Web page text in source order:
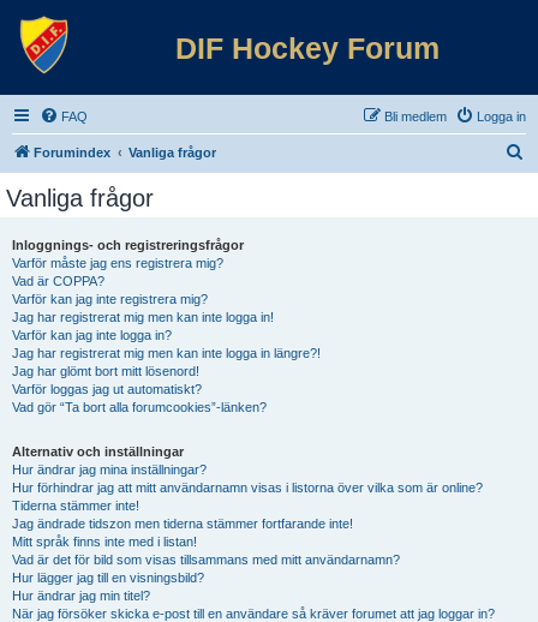
DIF Hockey Forum
FAQ Logga in
Bli medlem
Forumindex Vanliga frågor
Vanliga frågor
Inloggnings- och registreringsfrågor
Varför måste jag ens registrera mig?
Vad är COPPA?
Varför kan jag inte registrera mig?
Jag har registrerat mig men kan inte logga in!
Varför kan jag inte logga in?
Jag har registrerat mig men kan inte logga in längre?!
Jag har glömt bort mitt lösenord!
Varför loggas jag ut automatiskt?
Vad gör “Ta bort alla forumcookies”-länken?
Alternativ och inställningar
Hur ändrar jag mina inställningar?
Hur förhindrar jag att mitt användarnamn visas i listorna över vilka som är online?
Tiderna stämmer inte!
Jag ändrade tidszon men tiderna stämmer fortfarande inte!
Mitt språk finns inte med i listan!
Vad är det för bild som visas tillsammans med mitt användarnamn?
Hur lägger jag till en visningsbild?
Hur ändrar jag min titel?
När jag försöker skicka e-post till en användare så kräver forumet att jag loggar in?